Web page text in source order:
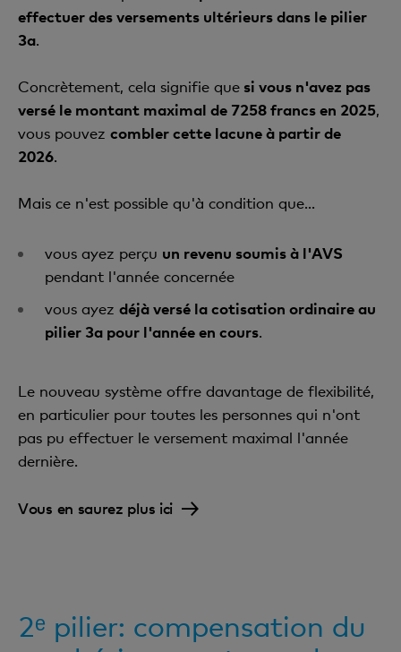
effectuer des versements ultérieurs dans le pilier
3a.
Concrètement, cela signifie que si vous n'avez pas
versé le montant maximal de 7258 francs en 2025,
vous pouvez combler cette lacune à partir de
2026.
Mais ce n'est possible qu'à condition que...
vous ayez perçu un revenu soumis à l'AVS
pendant l'année concernée
vous ayez déjà versé la cotisation ordinaire au
pilier 3a pour l'année en cours.
Le nouveau système offre davantage de flexibilité,
en particulier pour toutes les personnes qui n'ont
pas pu effectuer le versement maximal l'année
dernière.
Vous en saurez plus ici
2ᵉ pilier: compensation du